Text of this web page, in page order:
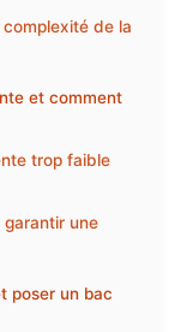
de la
et comment
trop faible
une
poser un bac